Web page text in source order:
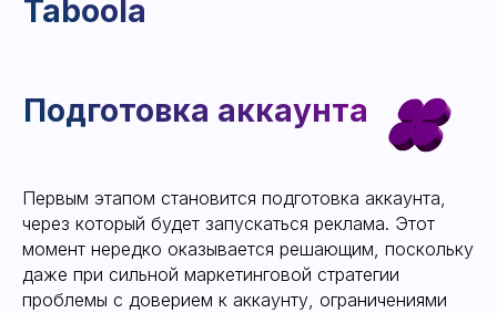
Первым этапом становится подготовка аккаунта,
через который будет запускаться реклама. Этот
момент нередко оказывается решающим, поскольку
даже при сильной маркетинговой стратегии
проблемы с доверием к аккаунту, ограничениями
Оптимизация и